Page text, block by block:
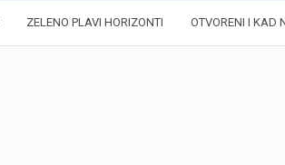
ZELENO PLAVI HORIZONTI OTVORENI I KAD